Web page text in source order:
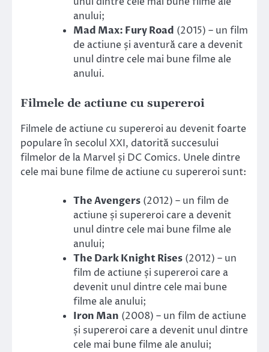
anului;
Mad Max: Fury Road (2015) – un film
de actiune și aventură care a devenit
unul dintre cele mai bune filme ale
anului.
Filmele de actiune cu supereroi
Filmele de actiune cu supereroi au devenit foarte
populare în secolul XXI, datorită succesului
filmelor de la Marvel și DC Comics. Unele dintre
cele mai bune filme de actiune cu supereroi sunt:
The Avengers (2012) – un film de
actiune și supereroi care a devenit
unul dintre cele mai bune filme ale
anului;
The Dark Knight Rises (2012) – un
film de actiune și supereroi care a
devenit unul dintre cele mai bune
filme ale anului;
Iron Man (2008) – un film de actiune
și supereroi care a devenit unul dintre
cele mai bune filme ale anului;